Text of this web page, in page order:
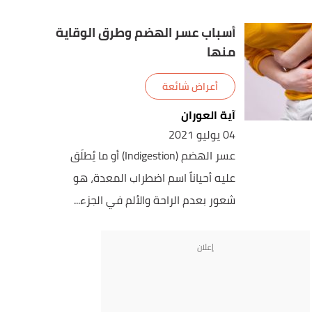
أسباب عسر الهضم وطرق الوقاية
منها
أعراض شائعة
آية العوران
04 يوليو 2021
عسر الهضم (Indigestion) أو ما يُطلَق
عليه أحياناً اسم اضطراب المعدة، هو
شعور بعدم الراحة والألم في الجزء...